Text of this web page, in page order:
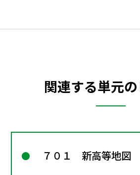
関連する単元
７０１ 新高等地図